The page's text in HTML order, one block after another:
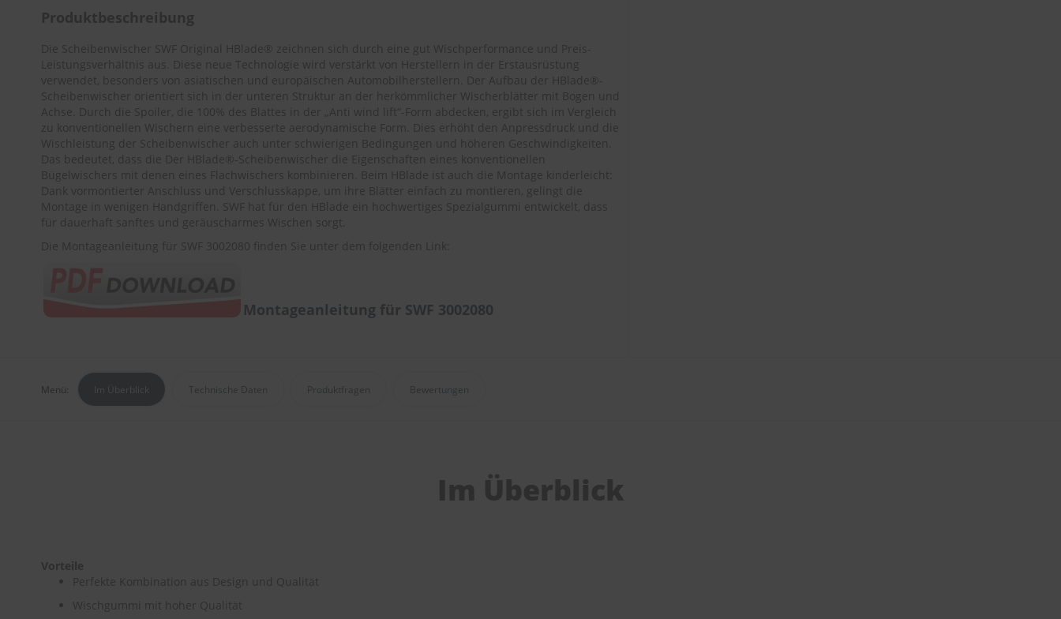
Bildergalerie
springen
Produktbeschreibung
Die Scheibenwischer SWF Original HBlade® zeichnen sich durch eine gut Wischperformance und Preis-
Leistungsverhältnis aus. Diese neue Technologie wird verstärkt von Herstellern in der Erstausrüstung
verwendet, besonders von asiatischen und europäischen Automobilherstellern. Der Aufbau der HBlade®-
Scheibenwischer orientiert sich in der unteren Struktur an der herkömmlicher Wischerblätter mit Bogen und
Achse. Durch die Spoiler, die 100% des Blattes in der „Anti wind lift“-Form abdecken, ergibt sich im Vergleich
zu konventionellen Wischern eine verbesserte aerodynamische Form. Dies erhöht den Anpressdruck und die
Wischleistung der Scheibenwischer auch unter schwierigen Bedingungen und höheren Geschwindigkeiten.
Das bedeutet, dass die Der HBlade®-Scheibenwischer die Eigenschaften eines konventionellen
Bügelwischers mit denen eines Flachwischers kombinieren. Beim HBlade ist auch die Montage kinderleicht:
Dank vormontierter Anschluss und Verschlusskappe, um ihre Blätter einfach zu montieren, gelingt die
Montage in wenigen Handgriffen. SWF hat für den HBlade ein hochwertiges Spezialgummi entwickelt, dass
für dauerhaft sanftes und geräuscharmes Wischen sorgt.
Die Montageanleitung für SWF 3002080 finden Sie unter dem folgenden Link:
Montageanleitung für SWF 3002080
Menü: Im Überblick Technische Daten Produktfragen Bewertungen
Im Überblick
Vorteile
Perfekte Kombination aus Design und Qualität
Wischgummi mit hoher Qualität